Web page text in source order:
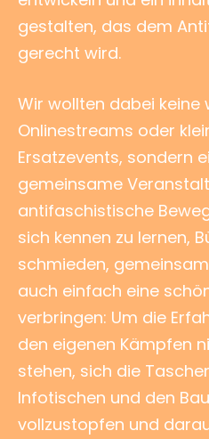
gestalten, das dem
gerecht wird.
Wir wollten dabei keine
Onlinestreams oder
Ersatzevents, sondern
gemeinsame
antifaschistische
sich kennen zu lernen,
schmieden,
auch einfach eine
verbringen: Um die
den eigenen Kämpfen
stehen, sich die
Infotischen und den
vollzustopfen und